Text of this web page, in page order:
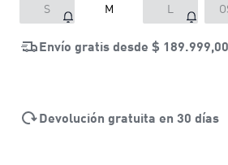
S M L
Envío gratis desde $ 189.999,00
Devolución gratuita en 30 días